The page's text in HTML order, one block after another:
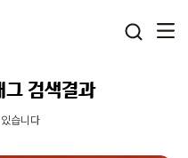
그 검색결과
습니다